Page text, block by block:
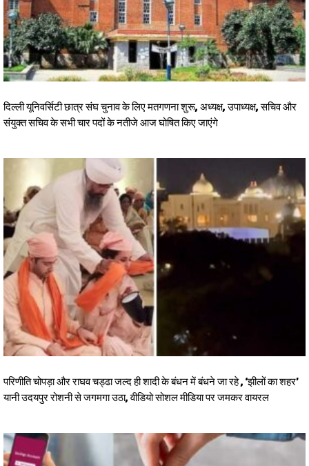
दिल्ली यूनिवर्सिटी छात्र संघ चुनाव के लिए मतगणना शुरू, अध्यक्ष, उपाध्यक्ष, सचिव और
संयुक्त सचिव के सभी चार पदों के नतीजे आज घोषित किए जाएंगे
परिणीति चोपड़ा और राघव चड्ढा जल्द ही शादी के बंधन में बंधने जा रहे , ‘झीलों का शहर’
यानी उदयपुर रोशनी से जगमगा उठा, वीडियो सोशल मीडिया पर जमकर वायरल